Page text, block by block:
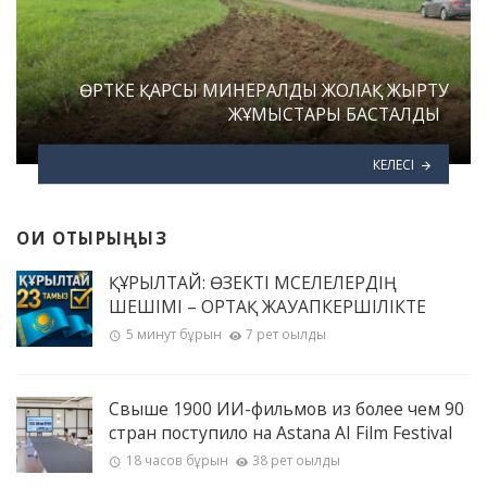
ӨРТКЕ ҚАРСЫ МИНЕРАЛДЫ ЖОЛАҚ ЖЫРТУ
ЖҰМЫСТАРЫ БАСТАЛДЫ
КЕЛЕСІ
ОҚИ ОТЫРЫҢЫЗ
ҚҰРЫЛТАЙ: ӨЗЕКТІ МӘСЕЛЕЛЕРДІҢ
ШЕШІМІ – ОРТАҚ ЖАУАПКЕРШІЛІКТЕ
5 минут бұрын 7 рет оқылды
Свыше 1900 ИИ-фильмов из более чем 90
стран поступило на Astana AI Film Festival
18 часов бұрын 38 рет оқылды